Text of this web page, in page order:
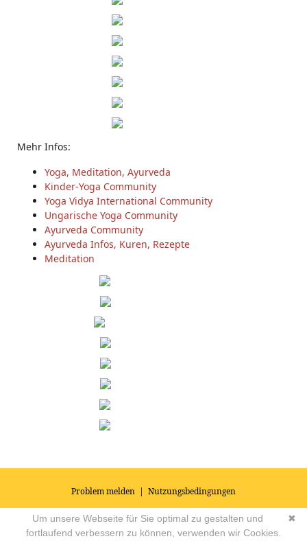
Mehr Infos:
Yoga, Meditation, Ayurveda
Kinder-Yoga Community
Yoga Vidya International Community
Ungarische Yoga Community
Ayurveda Community
Ayurveda Infos, Kuren, Rezepte
Meditation
Problem melden | Nutzungsbedingungen
© 2026Impressum|Datenschutz|AGB's| Yoga Vidya Community -
Forum für Yoga, Meditation und Ayurveda Powered by
✖
Um unsere Webseite für Sie optimal zu gestalten und
fortlaufend verbessern zu können, verwenden wir Cookies.